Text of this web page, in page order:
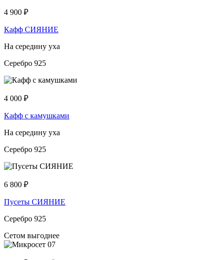
4 900 ₽
Кафф СИЯНИЕ
На середину уха
Серебро 925
4 000 ₽
Кафф с камушками
На середину уха
Серебро 925
6 800 ₽
Пусеты СИЯНИЕ
Серебро 925
Сетом выгоднее